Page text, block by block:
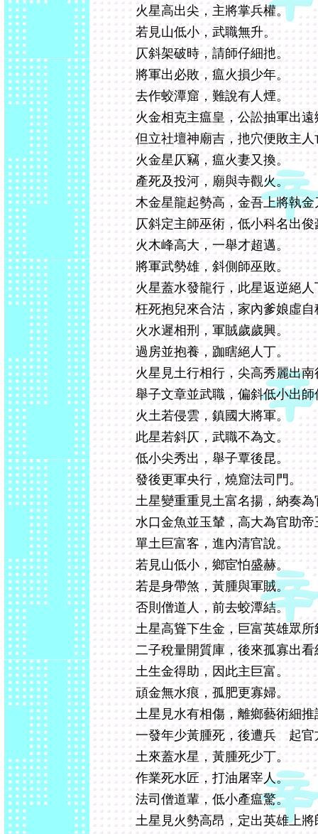
火星高出尖，主將掌兵權。
若見山低小，武職無升。
仄斜架破時，請師仔細扡。
將軍出必敗，瘟火損少年。
去作蛟潭窟，難說有人煙。
火金相克主瘟皇，公訟抽軍出遠
但立社壇神廟吉，扡穴便敗主人
火金星仄竊，瘟火妻又換。
產死及投河，廟與寺觀火。
木金星龍起勢高，金吾上將執金
仄斜定主師巫術，低小科名出俊
火木峰高大，一舉才超邁。
將軍武勢雄，斜側師巫敗。
火星蓋水發龍行，此星返逆絕人
枉死抱兒來合沽，家內爹娘虛自
火水遲相刑，軍賊歲歲興。
過房並抱養，跏瞎絕人丁。
火星見土行相行，尖高秀麗出南
舉子文章並武職，偏斜低小出師
火土若侵雲，鎮國大將軍。
此星若斜仄，武職不為文。
低小尖秀出，舉子覃後昆。
發後更軍央行，燒窟法司門。
土星變重重見土富名揚，納奏
水口金魚並玉輦，高大為官助帝
單土巨富客，進內清官說。
若見山低小，鄉宦怕盛赫。
若是身帶煞，黃腫與軍賊。
否則僧道人，前去蛟潭結。
土星高聳下生金，巨富英雄眾所
二子稅量開質庫，後來孤寡出看
土生金得助，因此主巨富。
頑金無水痕，孤肥更寡婦。
土星見水有相傷，離鄉藝術細推
一發年少黃腫死，後遭兵 起官
土來蓋水星，黃腫死少丁。
作業死水匠，打油屠宰人。
法司僧道輩，低小產瘟驚。
土星見火勢高昂，定出英雄上將